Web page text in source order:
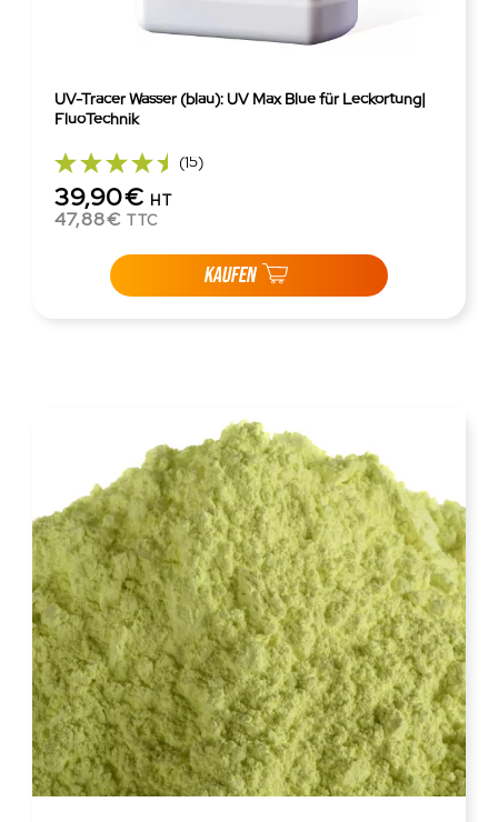
UV-Tracer Wasser (blau): UV Max Blue für Leckortung|
FluoTechnik
(15)
39,90€ HT
47,88€ TTC
KAUFEN